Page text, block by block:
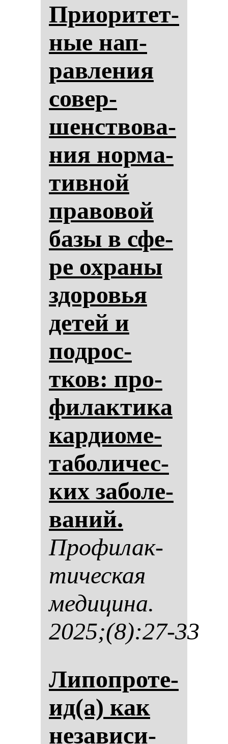
При­ори­тет­
ные нап­
рав­ле­ния
со­вер­
шенство­ва­
ния нор­ма­
тив­ной
пра­во­вой
ба­зы в сфе­
ре ох­ра­ны
здо­ровья
де­тей и
под­рос­
тков: про­
фи­лак­ти­ка
кар­ди­оме­
та­бо­ли­чес­
ких за­бо­ле­
ва­ний.
Про­фи­лак­
ти­чес­кая
ме­ди­ци­на.
2025;(8):27-33
Ли­поп­ро­те­
ид(a) как
не­за­ви­си­